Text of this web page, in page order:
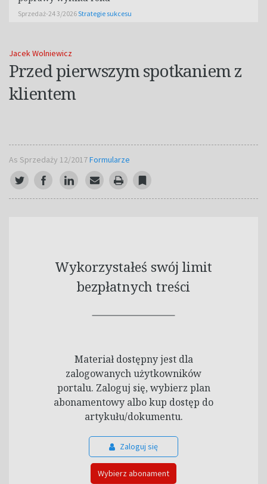
Jacek Wolniewicz
Przed pierwszym spotkaniem z
klientem
As Sprzedaży 12/2017Formularze
Wykorzystałeś swój limit
bezpłatnych treści
Materiał dostępny jest dla
zalogowanych użytkowników
portalu. Zaloguj się, wybierz plan
abonamentowy albo kup dostęp do
artykułu/dokumentu.
Zaloguj się
Wybierz abonament
Sprzedaż-24 3/2026Strategie sukcesu